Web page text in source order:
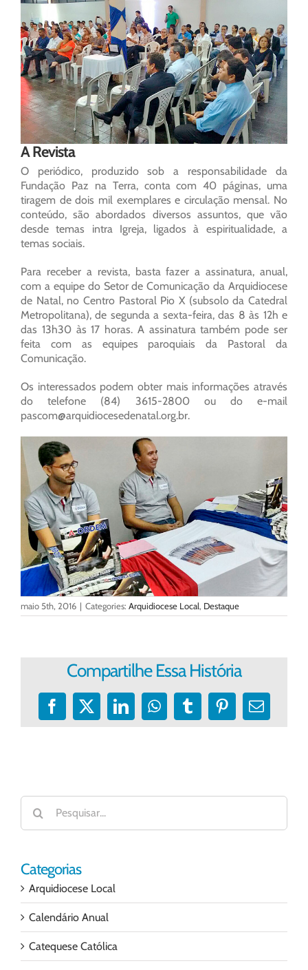
A Revista
O periódico, produzido sob a responsabilidade da
Fundação Paz na Terra, conta com 40 páginas, uma
tiragem de dois mil exemplares e circulação mensal. No
conteúdo, são abordados diversos assuntos, que vão
desde temas intra Igreja, ligados à espiritualidade, a
temas sociais.
Para receber a revista, basta fazer a assinatura, anual,
com a equipe do Setor de Comunicação da Arquidiocese
de Natal, no Centro Pastoral Pio X (subsolo da Catedral
Metropolitana), de segunda a sexta-feira, das 8 às 12h e
das 13h30 às 17 horas. A assinatura também pode ser
feita com as equipes paroquiais da Pastoral da
Comunicação.
Os interessados podem obter mais informações através
do telefone (84) 3615-2800 ou do e-mail
pascom@arquidiocesedenatal.org.br.
maio 5th, 2016 | Categories: Arquidiocese Local, Destaque
Compartilhe Essa História
Facebook
X LinkedInWhatsApp
TumblrPinterest
E-
Buscar
resultados
para:
Categorias
Arquidiocese Local
Calendário Anual
Catequese Católica